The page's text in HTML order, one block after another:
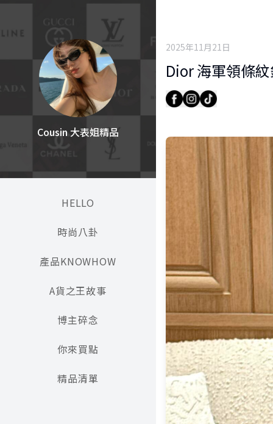
Cousin 大表姐精品
HELLO
時尚八卦
產品KNOWHOW
A貨之王故事
博主碎念
你來買點
精品清單
2025年11月21日
Dior 海軍領條